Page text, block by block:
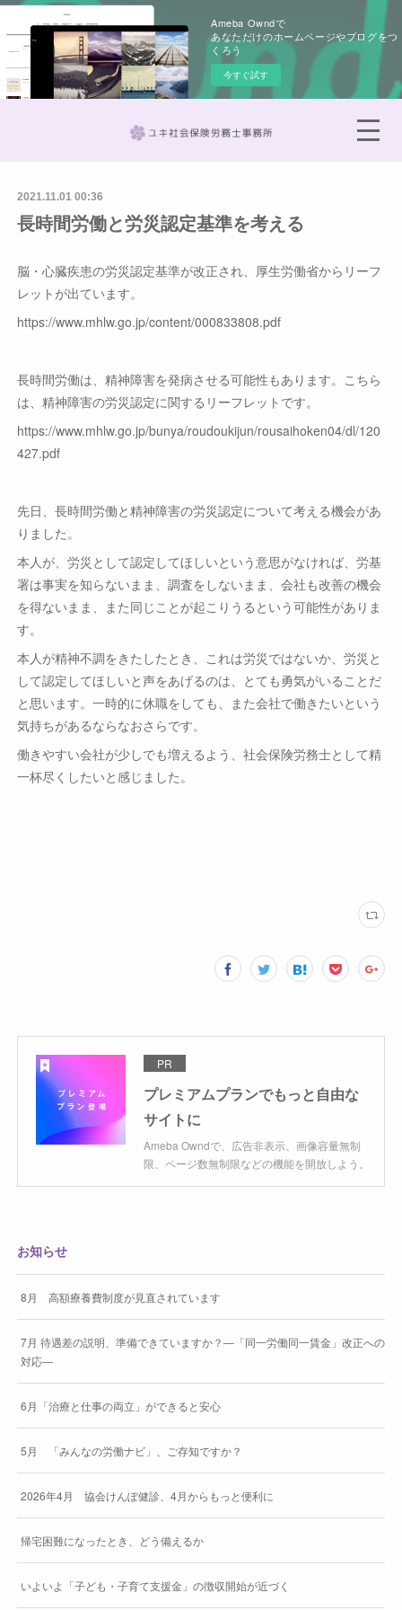
Ameba Owndで
あなただけのホームページやブログをつ
くろう
今すぐ試す
2021.11.01 00:36
長時間労働と労災認定基準を考える
脳・心臓疾患の労災認定基準が改正され、厚生労働省からリーフ
レットが出ています。
https://www.mhlw.go.jp/content/000833808.pdf
長時間労働は、精神障害を発病させる可能性もあります。こちら
は、精神障害の労災認定に関するリーフレットです。
https://www.mhlw.go.jp/bunya/roudoukijun/rousaihoken04/dl/120
427.pdf
先日、長時間労働と精神障害の労災認定について考える機会があ
りました。
本人が、労災として認定してほしいという意思がなければ、労基
署は事実を知らないまま、調査をしないまま、会社も改善の機会
を得ないまま、また同じことが起こりうるという可能性がありま
す。
本人が精神不調をきたしたとき、これは労災ではないか、労災と
して認定してほしいと声をあげるのは、とても勇気がいることだ
と思います。一時的に休職をしても、また会社で働きたいという
気持ちがあるならなおさらです。
働きやすい会社が少しでも増えるよう、社会保険労務士として精
一杯尽くしたいと感じました。
PR
プレミアムプランでもっと自由な
サイトに
Ameba Owndで、広告非表示、画像容量無制
限、ページ数無制限などの機能を開放しよう。
お知らせ
8月 高額療養費制度が見直されています
7月 待遇差の説明、準備できていますか？―「同一労働同一賃金」改正への
対応―
6月「治療と仕事の両立」ができると安心
5月 「みんなの労働ナビ」、ご存知ですか？
2026年4月 協会けんぽ健診、4月からもっと便利に
帰宅困難になったとき、どう備えるか
いよいよ「子ども・子育て支援金」の徴収開始が近づく